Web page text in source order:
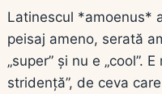
Latinescul *amoenus*
peisaj ameno, serată
„super” și nu e „cool”.
stridență”, de ceva